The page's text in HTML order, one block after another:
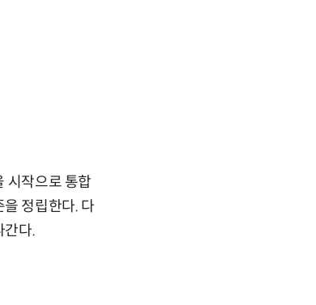
시작으로 통합
정립한다. 다
간다.